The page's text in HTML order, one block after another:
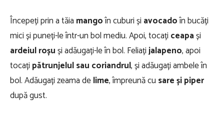
Începeți prin a tăia mangoîn cuburi și avocadoîn bucăți
mici și puneți-le într-un bol mediu. Apoi, tocați ceapași
ardeiul roșuși adăugați-le în bol. Feliațijalapeno, apoi
tocați pătrunjelul sau coriandrul, și adăugați ambele în
bol. Adăugați zeama delime, împreună cu sare și piper
după gust.